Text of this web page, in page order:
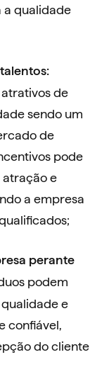
a qualidade
de
sendo um
de
pode
e
a empresa
perante
podem
e
confiável,
do cliente